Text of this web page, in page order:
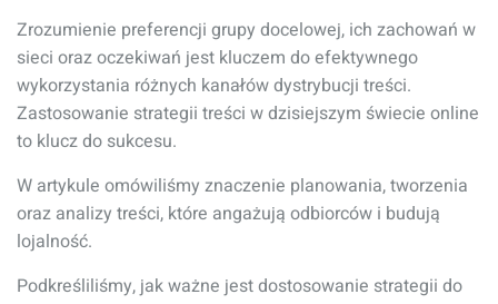
Zrozumienie preferencji grupy docelowej, ich zachowań w
sieci oraz oczekiwań jest kluczem do efektywnego
wykorzystania różnych kanałów dystrybucji treści.
Zastosowanie strategii treści w dzisiejszym świecie online
to klucz do sukcesu.
W artykule omówiliśmy znaczenie planowania, tworzenia
oraz analizy treści, które angażują odbiorców i budują
lojalność.
Podkreśliliśmy, jak ważne jest dostosowanie strategii do